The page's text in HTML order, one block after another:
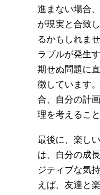
進まない場合
が現実と合致
るかもしれま
ラブルが発生
期せぬ問題に
徴しています
合、自分の計
理を考えるこ
最後に、楽し
は、自分の成
ジティブな気
えば、友達と